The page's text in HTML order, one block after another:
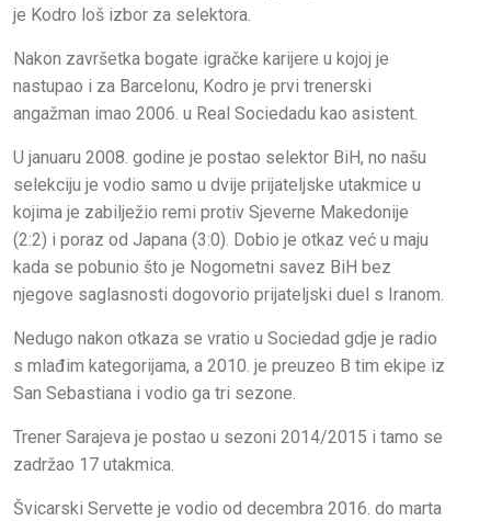
je Kodro loš izbor za selektora.
Nakon završetka bogate igračke karijere u kojoj je
nastupao i za Barcelonu, Kodro je prvi trenerski
angažman imao 2006. u Real Sociedadu kao asistent.
U januaru 2008. godine je postao selektor BiH, no našu
selekciju je vodio samo u dvije prijateljske utakmice u
kojima je zabilježio remi protiv Sjeverne Makedonije
(2:2) i poraz od Japana (3:0). Dobio je otkaz već u maju
kada se pobunio što je Nogometni savez BiH bez
njegove saglasnosti dogovorio prijateljski duel s Iranom.
Nedugo nakon otkaza se vratio u Sociedad gdje je radio
s mlađim kategorijama, a 2010. je preuzeo B tim ekipe iz
San Sebastiana i vodio ga tri sezone.
Trener Sarajeva je postao u sezoni 2014/2015 i tamo se
zadržao 17 utakmica.
Švicarski Servette je vodio od decembra 2016. do marta